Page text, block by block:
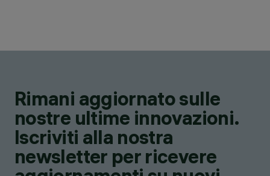
Rimani aggiornato sulle
nostre ultime innovazioni.
Iscriviti alla nostra
newsletter per ricevere